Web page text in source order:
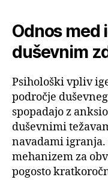
Odnos med
duševnim
Psihološki vpliv
področje
spopadajo z
duševnimi
navadami
mehanizem za
pogosto